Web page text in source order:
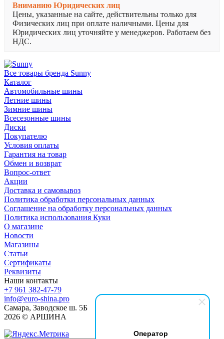
Оператор
Вниманию Юридических лиц
Цены, указанные на сайте, действительны только для
Физических лиц при оплате наличными. Цены для
Юридических лиц уточняйте у менеджеров. Работаем без
НДС.
Все товары бренда Sunny
Каталог
Автомобильные шины
Летние шины
Зимние шины
Всесезонные шины
Диски
Покупателю
Условия оплаты
Гарантия на товар
Обмен и возврат
Вопрос-ответ
Акции
Доставка и самовывоз
Политика обработки персональных данных
Соглашение на обработку персональных данных
Политика использования Куки
О магазине
Новости
Магазины
Статьи
Сертификаты
Реквизиты
Наши контакты
+7 961 382-47-79
info@euro-shina.pro
Самара, Заводское ш. 5Б
2026 © АРШИНА